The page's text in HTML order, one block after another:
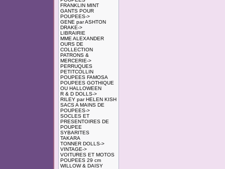
FRANKLIN MINT
GANTS POUR
POUPEES->
GENE par ASHTON
DRAKE->
LIBRAIRIE
MME ALEXANDER
OURS DE
COLLECTION
PATRONS &
MERCERIE->
PERRUQUES
PETITCOLLIN
POUPEES FAMOSA
POUPEES GOTHIQUE
OU HALLOWEEN
R & D DOLLS->
RILEY par HELEN KISH
SACS A MAINS DE
POUPEES->
SOCLES ET
PRESENTOIRES DE
POUPEE
SYBARITES
TAKARA
TONNER DOLLS->
VINTAGE->
VOITURES ET MOTOS
POUPEES 29 cm
WILLOW & DAISY